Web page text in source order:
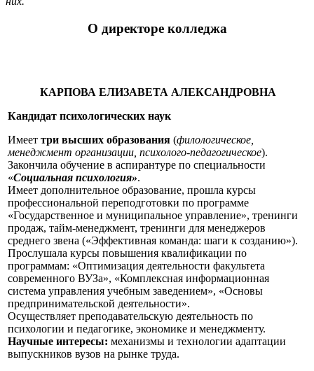
О директоре колледжа
КАРПОВА ЕЛИЗАВЕТА АЛЕКСАНДРОВНА
Кандидат психологических наук
Имеет три высших образования (филологическое,
менеджмент организации, психолого-педагогическое).
Закончила обучение в аспирантуре по специальности
«Социальная психология».
Имеет дополнительное образование, прошла курсы
профессиональной переподготовки по программе
«Государственное и муниципальное управление», тренинги
продаж, тайм-менеджмент, тренинги для менеджеров
среднего звена («Эффективная команда: шаги к созданию»).
Прослушала курсы повышения квалификации по
программам: «Оптимизация деятельности факультета
современного ВУЗа», «Комплексная информационная
система управления учебным заведением», «Основы
предпринимательской деятельности».
Осуществляет преподавательскую деятельность по
психологии и педагогике, экономике и менеджменту.
Научные интересы: механизмы и технологии адаптации
выпускников вузов на рынке труда.